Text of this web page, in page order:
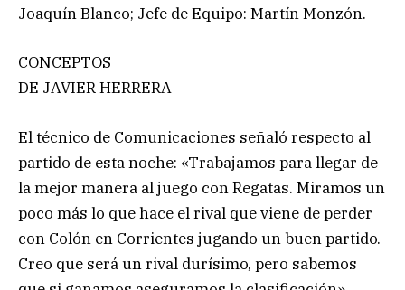
Joaquín Blanco; Jefe de Equipo: Martín Monzón.
CONCEPTOS
DE JAVIER HERRERA
El técnico de Comunicaciones señaló respecto al
partido de esta noche: «Trabajamos para llegar de
la mejor manera al juego con Regatas. Miramos un
poco más lo que hace el rival que viene de perder
con Colón en Corrientes jugando un buen partido.
Creo que será un rival durísimo, pero sabemos